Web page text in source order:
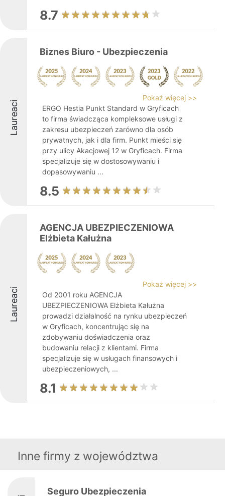
8.7
Laureaci
Biznes Biuro - Ubezpieczenia
Pokaż więcej >>
ERGO Hestia Punkt Standard w Gryficach
to firma świadcząca kompleksowe usługi z
zakresu ubezpieczeń zarówno dla osób
prywatnych, jak i dla firm. Punkt mieści się
przy ulicy Akacjowej 12 w Gryficach. Firma
specjalizuje się w dostosowywaniu i
dopasowywaniu ...
8.5
Laureaci
AGENCJA UBEZPIECZENIOWA
Elżbieta Kałużna
Pokaż więcej >>
Od 2001 roku AGENCJA
UBEZPIECZENIOWA Elżbieta Kałużna
prowadzi działalność na rynku ubezpieczeń
w Gryficach, koncentrując się na
zdobywaniu doświadczenia oraz
budowaniu relacji z klientami. Firma
specjalizuje się w usługach finansowych i
ubezpieczeniowych, ...
8.1
Inne firmy z województwa
Seguro Ubezpieczenia